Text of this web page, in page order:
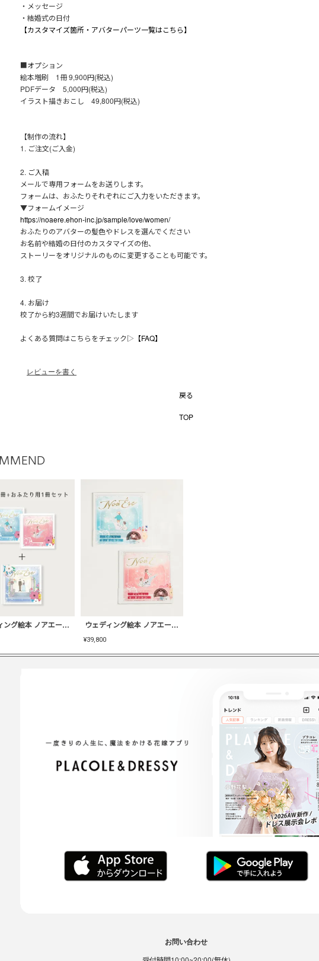
・メッセージ
・結婚式の日付
【カスタマイズ箇所・アバターパーツ一覧はこちら】
■オプション
絵本増刷 1冊 9,900円(税込)
PDFデータ 5,000円(税込)
イラスト描きおこし 49,800円(税込)
【制作の流れ】
1. ご注文(ご入金)
2. ご入稿
メールで専用フォームをお送りします。
フォームは、おふたりそれぞれにご入力をいただきます。
▼フォームイメージ
https://noaere.ehon-inc.jp/sample/love/women/
おふたりのアバターの髪色やドレスを選んでください
お名前や結婚の日付のカスタマイズの他、
ストーリーをオリジナルのものに変更することも可能です。
3. 校了
4. お届け
校了から約3週間でお届けいたします
よくある質問はこちらをチェック▷ 【FAQ】
レビューを書く
戻る
TOP
ウェディング絵本 ノアエール [LOVE(お二人用1冊)+THANKS(贈呈用 2冊)]【EI-BK-03】 ウェディング絵本 ノアエール [THANKS(贈呈用 2冊セット)]【EI-BK-02】
¥39,800
お問い合わせ